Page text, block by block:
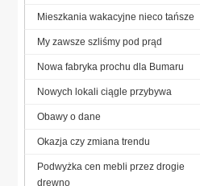
Mieszkania wakacyjne nieco tańsze
My zawsze szliśmy pod prąd
Nowa fabryka prochu dla Bumaru
Nowych lokali ciągle przybywa
Obawy o dane
Okazja czy zmiana trendu
Podwyżka cen mebli przez drogie
drewno